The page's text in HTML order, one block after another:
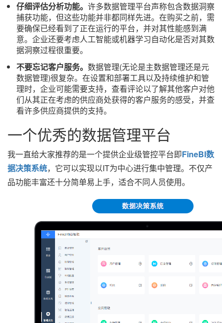
仔细评估分析功能。 许多数据管理平台声称包含数据洞察
捕获功能，但这些功能并非都同样先进。在购买之前，需
要确保已经看到了正在运行的平台，并对其性能感到满
意。企业还要考虑人工智能或机器学习自动化是否对其数
据洞察过程很重要。
不要忘记客户服务。 数据管理(无论是主数据管理还是元
数据管理)很复杂。在设置和部署工具以及持续维护和管
理时，企业可能需要支持，查看评论以了解其他客户对他
们从其正在考虑的供应商处获得的客户服务的感受，并查
看许多供应商提供的支持。
一个优秀的数据管理平台
我一直给大家推荐的是一个提供企业级管控平台即FineBI数
据决策系统，它可以实现以IT为中心进行集中管理。不仅产
品功能丰富还十分简单易上手，适合不同人员使用。